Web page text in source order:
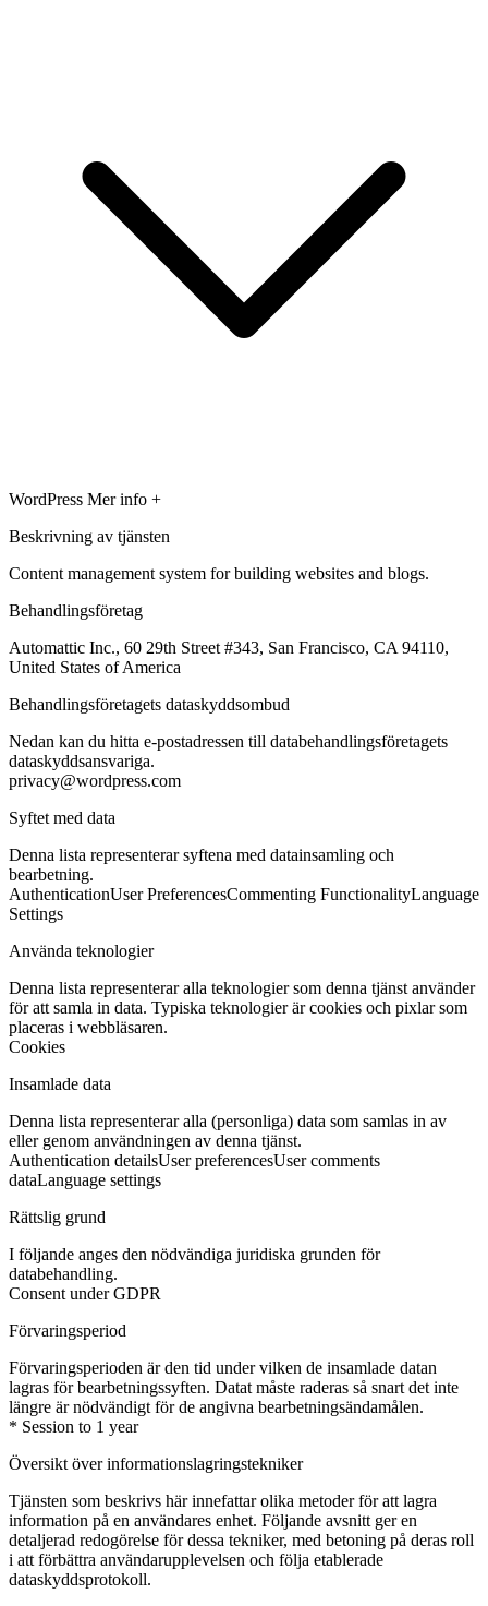
WordPress Mer info +
Beskrivning av tjänsten
Content management system for building websites and blogs.
Behandlingsföretag
Automattic Inc., 60 29th Street #343, San Francisco, CA 94110,
United States of America
Behandlingsföretagets dataskyddsombud
Nedan kan du hitta e-postadressen till databehandlingsföretagets
dataskyddsansvariga.
privacy@wordpress.com
Syftet med data
Denna lista representerar syftena med datainsamling och
bearbetning.
AuthenticationUser PreferencesCommenting FunctionalityLanguage
Settings
Använda teknologier
Denna lista representerar alla teknologier som denna tjänst använder
för att samla in data. Typiska teknologier är cookies och pixlar som
placeras i webbläsaren.
Cookies
Insamlade data
Denna lista representerar alla (personliga) data som samlas in av
eller genom användningen av denna tjänst.
Authentication detailsUser preferencesUser comments
dataLanguage settings
Rättslig grund
I följande anges den nödvändiga juridiska grunden för
databehandling.
Consent under GDPR
Förvaringsperiod
Förvaringsperioden är den tid under vilken de insamlade datan
lagras för bearbetningssyften. Datat måste raderas så snart det inte
längre är nödvändigt för de angivna bearbetningsändamålen.
* Session to 1 year
Översikt över informationslagringstekniker
Tjänsten som beskrivs här innefattar olika metoder för att lagra
information på en användares enhet. Följande avsnitt ger en
detaljerad redogörelse för dessa tekniker, med betoning på deras roll
i att förbättra användarupplevelsen och följa etablerade
dataskyddsprotokoll.